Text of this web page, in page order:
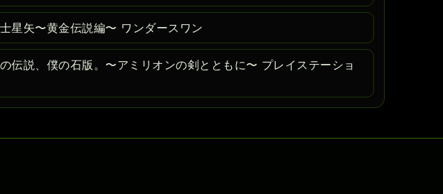
星矢〜黄金伝説編〜 ワンダースワン
伝説、僕の石版。〜アミリオンの剣とともに〜 プレイステーショ